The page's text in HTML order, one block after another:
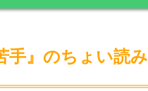
手』のちょい読み